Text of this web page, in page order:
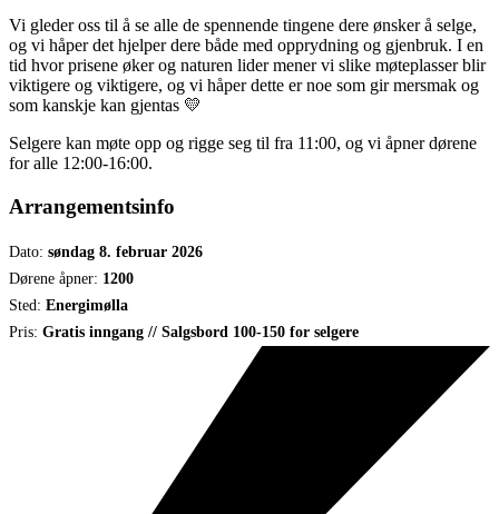
Vi gleder oss til å se alle de spennende tingene dere ønsker å selge,
og vi håper det hjelper dere både med opprydning og gjenbruk. I en
tid hvor prisene øker og naturen lider mener vi slike møteplasser blir
viktigere og viktigere, og vi håper dette er noe som gir mersmak og
som kanskje kan gjentas 💛
Selgere kan møte opp og rigge seg til fra 11:00, og vi åpner dørene
for alle 12:00-16:00.
Arrangementsinfo
Dato: søndag 8. februar 2026
Dørene åpner: 1200
Sted: Energimølla
Pris: Gratis inngang // Salgsbord 100-150 for selgere